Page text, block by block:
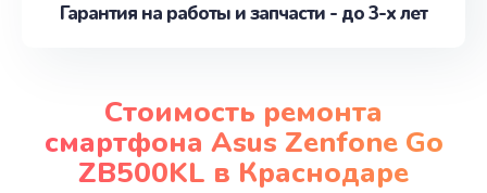
Гарантия на работы и запчасти - до 3-х лет
Стоимость ремонта
смартфона Asus Zenfone Go
ZB500KL в Краснодаре